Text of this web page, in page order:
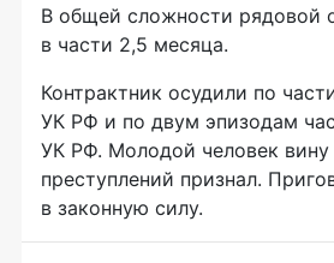
В общей сложности рядовой
в части 2,5 месяца.
Контрактник осудили по
УК РФ и по двум эпизодам
УК РФ. Молодой человек
преступлений признал.
в законную силу.